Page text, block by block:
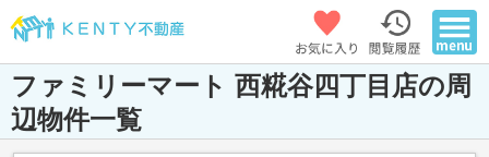
ファミリーマート 西糀谷四丁目店の周
辺物件一覧